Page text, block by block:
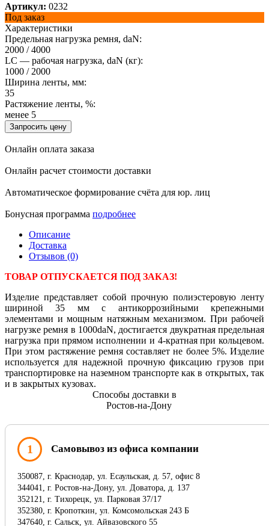
Артикул: 0232
Под заказ
Характеристики
Предельная нагрузка ремня, daN:
2000 / 4000
LC — рабочая нагрузка, daN (кг):
1000 / 2000
Ширина ленты, мм:
35
Растяжение ленты, %:
менее 5
Запросить цену
Онлайн оплата заказа
Онлайн расчет стоимости доставки
Автоматическое формирование счёта для юр. лиц
Бонусная программа подробнее
Описание
Доставка
Отзывов (0)
ТОВАР ОТПУСКАЕТСЯ ПОД ЗАКАЗ!
Изделие представляет собой прочную полиэстеровую ленту
шириной 35 мм с антикоррозийными крепежными
элементами и мощным натяжным механизмом. При рабочей
нагрузке ремня в 1000daN, достигается двукратная предельная
нагрузка при прямом исполнении и 4-кратная при кольцевом.
При этом растяжение ремня составляет не более 5%. Изделие
используется для надежной прочную фиксацию грузов при
транспортировке на наземном транспорте как в открытых, так
и в закрытых кузовах.
Способы доставки в
Ростов-на-Дону
1 Самовывоз из офиса компании
350087, г. Краснодар, ул. Есаульская, д. 57, офис 8
344041, г. Ростов-на-Дону, ул. Доватора, д. 137
352121, г. Тихорецк, ул. Парковая 37/17
352380, г. Кропоткин, ул. Комсомольская 243 Б
347640, г. Сальск, ул. Айвазовского 55